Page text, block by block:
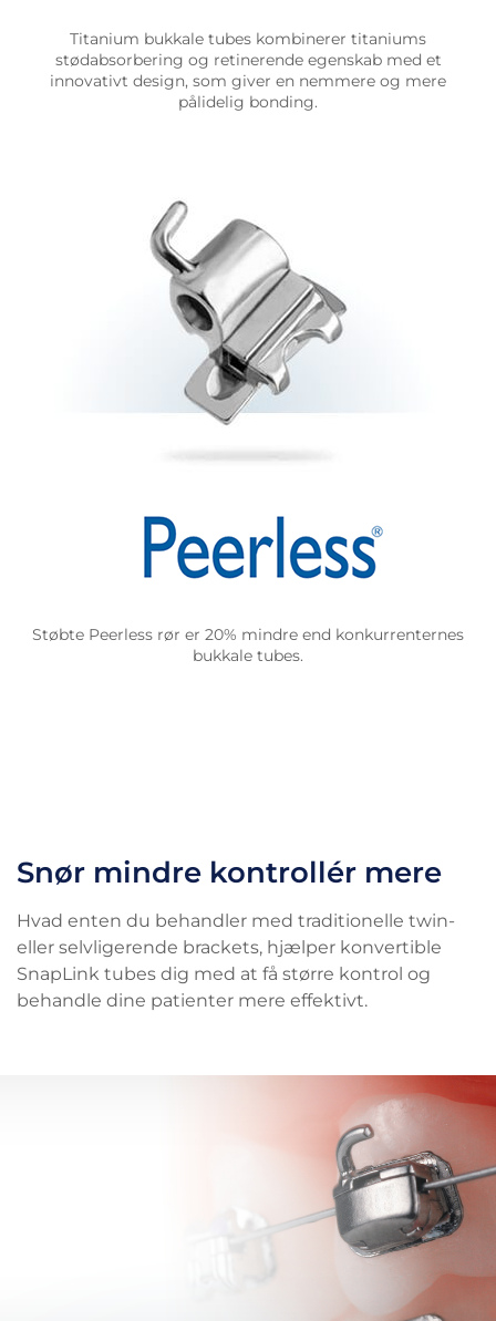
Titanium bukkale tubes kombinerer titaniums
stødabsorbering og retinerende egenskab med et
innovativt design, som giver en nemmere og mere
pålidelig bonding.
Støbte Peerless rør er 20% mindre end konkurrenternes
bukkale tubes.
Snør mindre kontrollér mere
Hvad enten du behandler med traditionelle twin-
eller selvligerende brackets, hjælper konvertible
SnapLink tubes dig med at få større kontrol og
behandle dine patienter mere effektivt.